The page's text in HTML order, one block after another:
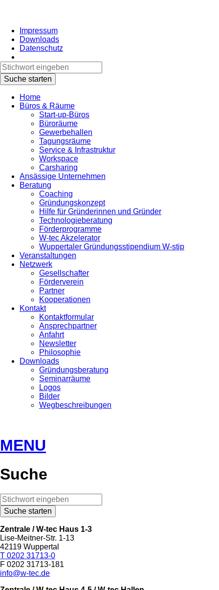
Impressum
Downloads
Datenschutz
Home
Büros & Räume
Start-up-Büros
Büroräume
Gewerbehallen
Tagungsräume
Service & Infrastruktur
Workspace
Carsharing
Ansässige Unternehmen
Beratung
Coaching
Gründungskonzept
Hilfe für Gründerinnen und Gründer
Technologieberatung
Förderprogramme
W-tec Akzelerator
Wuppertaler Gründungsstipendium W-stip
Veranstaltungen
Netzwerk
Gesellschafter
Förderverein
Partner
Kooperationen
Kontakt
Kontaktformular
Ansprechpartner
Anfahrt
Newsletter
Philosophie
Downloads
Gründungsberatung
Seminarräume
Logos
Bilder
Wegbeschreibungen
MENU
Suche
Zentrale / W-tec Haus 1-3
Lise-Meitner-Str. 1-13
42119 Wuppertal
T 0202 31713-0
F 0202 31713-181
info@w-tec.de